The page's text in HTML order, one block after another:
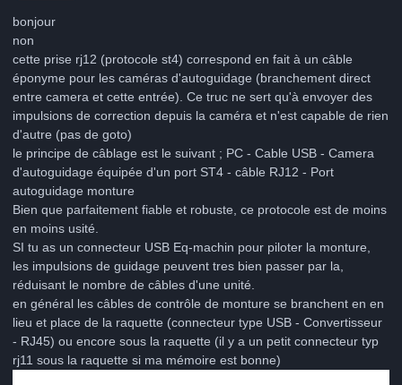
bonjour
non
cette prise rj12 (protocole st4) correspond en fait à un câble
éponyme pour les caméras d'autoguidage (branchement direct
entre camera et cette entrée). Ce truc ne sert qu'à envoyer des
impulsions de correction depuis la caméra et n'est capable de rien
d'autre (pas de goto)
le principe de câblage est le suivant ; PC - Cable USB - Camera
d'autoguidage équipée d'un port ST4 - câble RJ12 - Port
autoguidage monture
Bien que parfaitement fiable et robuste, ce protocole est de moins
en moins usité.
SI tu as un connecteur USB Eq-machin pour piloter la monture,
les impulsions de guidage peuvent tres bien passer par la,
réduisant le nombre de câbles d'une unité.
en général les câbles de contrôle de monture se branchent en en
lieu et place de la raquette (connecteur type USB - Convertisseur
- RJ45) ou encore sous la raquette (il y a un petit connecteur typ
rj11 sous la raquette si ma mémoire est bonne)